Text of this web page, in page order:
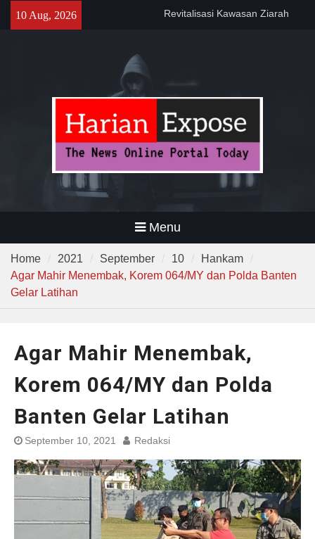
10 Aug, 2026
Revitalisasi Kawasan Ziarah
Labuan, Ribuan Warga
Antusias Periksa Kesehatan
Program DPWKEL Kelurahan
Bagendung 2026 Capai 76
Persen
Menu
Home 2021 September 10
Hankam
Agar Mahir Menembak, Korem 064/MY dan Polda Banten
Gelar Latihan
Agar Mahir Menembak,
Korem 064/MY dan Polda
Banten Gelar Latihan
September 10, 2021 Redaksi